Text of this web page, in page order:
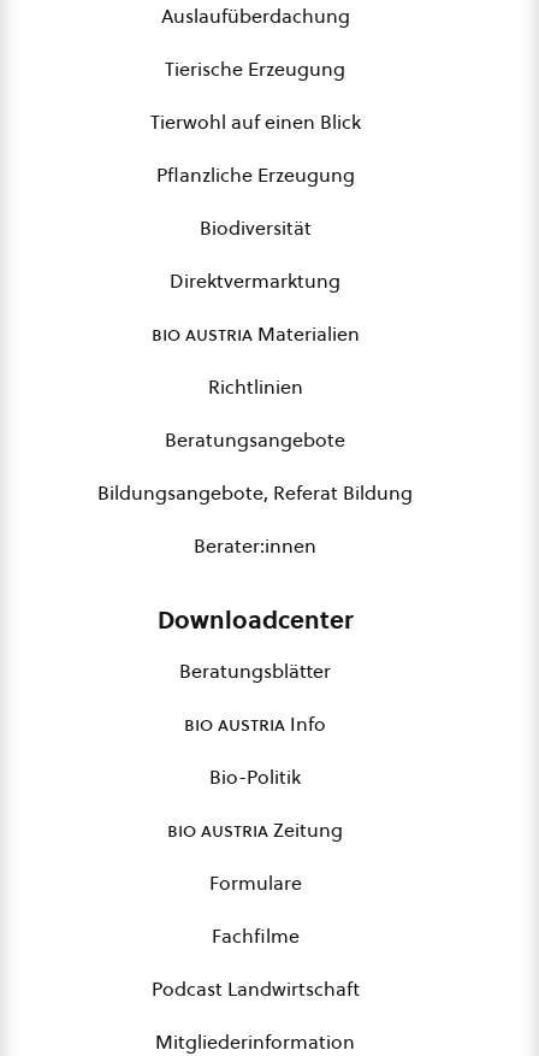
Auslaufüberdachung
Tierische Erzeugung
Tierwohl auf einen Blick
Pflanzliche Erzeugung
Biodiversität
Direktvermarktung
bio austriaMaterialien
Richtlinien
Beratungsangebote
Bildungsangebote, Referat Bildung
Berater:innen
Downloadcenter
Beratungsblätter
bio austria Info
Bio-Politik
bio austriaZeitung
Formulare
Fachfilme
Podcast Landwirtschaft
Mitgliederinformation